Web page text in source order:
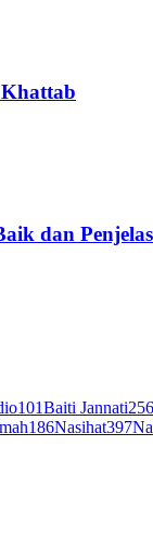
dan
101Baiti Jannati256
186Nasihat397